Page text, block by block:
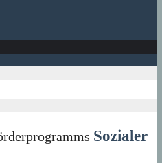
Sozialer